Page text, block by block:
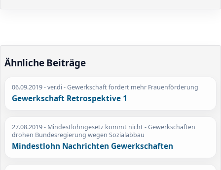
Ähnliche Beiträge
06.09.2019- ver.di - Gewerkschaft fordert mehr Frauenförderung
Gewerkschaft Retrospektive 1
27.08.2019- Mindestlohngesetz kommt nicht - Gewerkschaften
drohen Bundesregierung wegen Sozialabbau
Mindestlohn Nachrichten Gewerkschaften